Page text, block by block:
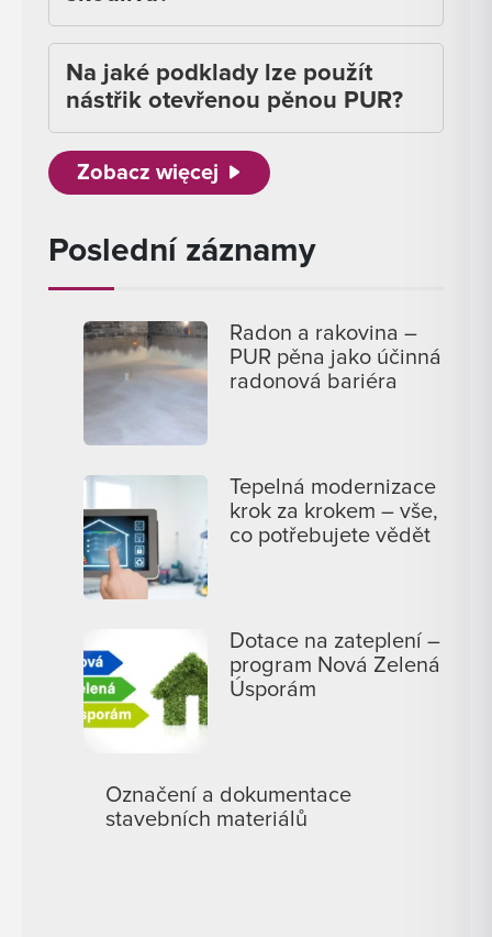
Na jaké podklady lze použít
nástřik otevřenou pěnou PUR?
Zobacz więcej
Poslední záznamy
Radon a rakovina –
PUR pěna jako účinná
radonová bariéra
Tepelná modernizace
krok za krokem – vše,
co potřebujete vědět
Dotace na zateplení –
program Nová Zelená
Úsporám
Označení a dokumentace
stavebních materiálů